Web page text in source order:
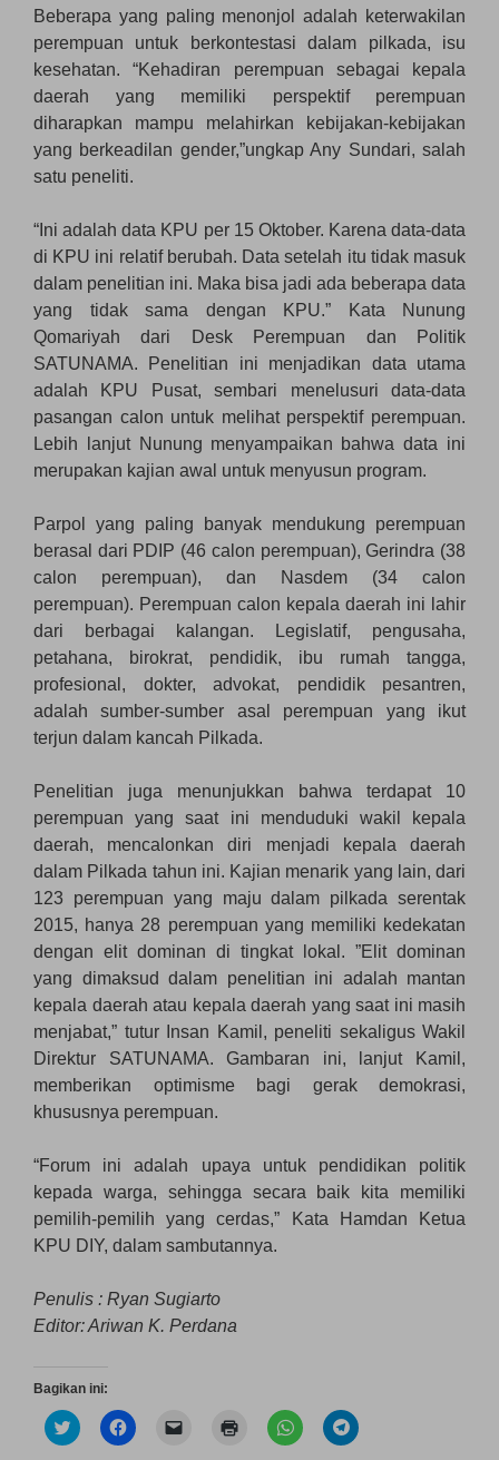
Beberapa yang paling menonjol adalah keterwakilan
perempuan untuk berkontestasi dalam pilkada, isu
kesehatan. “Kehadiran perempuan sebagai kepala
daerah yang memiliki perspektif perempuan
diharapkan mampu melahirkan kebijakan-kebijakan
yang berkeadilan gender,”ungkap Any Sundari, salah
satu peneliti.
“Ini adalah data KPU per 15 Oktober. Karena data-data
di KPU ini relatif berubah. Data setelah itu tidak masuk
dalam penelitian ini. Maka bisa jadi ada beberapa data
yang tidak sama dengan KPU.” Kata Nunung
Qomariyah dari Desk Perempuan dan Politik
SATUNAMA. Penelitian ini menjadikan data utama
adalah KPU Pusat, sembari menelusuri data-data
pasangan calon untuk melihat perspektif perempuan.
Lebih lanjut Nunung menyampaikan bahwa data ini
merupakan kajian awal untuk menyusun program.
Parpol yang paling banyak mendukung perempuan
berasal dari PDIP (46 calon perempuan), Gerindra (38
calon perempuan), dan Nasdem (34 calon
perempuan). Perempuan calon kepala daerah ini lahir
dari berbagai kalangan. Legislatif, pengusaha,
petahana, birokrat, pendidik, ibu rumah tangga,
profesional, dokter, advokat, pendidik pesantren,
adalah sumber-sumber asal perempuan yang ikut
terjun dalam kancah Pilkada.
Penelitian juga menunjukkan bahwa terdapat 10
perempuan yang saat ini menduduki wakil kepala
daerah, mencalonkan diri menjadi kepala daerah
dalam Pilkada tahun ini. Kajian menarik yang lain, dari
123 perempuan yang maju dalam pilkada serentak
2015, hanya 28 perempuan yang memiliki kedekatan
dengan elit dominan di tingkat lokal. ”Elit dominan
yang dimaksud dalam penelitian ini adalah mantan
kepala daerah atau kepala daerah yang saat ini masih
menjabat,” tutur Insan Kamil, peneliti sekaligus Wakil
Direktur SATUNAMA. Gambaran ini, lanjut Kamil,
memberikan optimisme bagi gerak demokrasi,
khususnya perempuan.
“Forum ini adalah upaya untuk pendidikan politik
kepada warga, sehingga secara baik kita memiliki
pemilih-pemilih yang cerdas,” Kata Hamdan Ketua
KPU DIY, dalam sambutannya.
Penulis : Ryan Sugiarto
Editor: Ariwan K. Perdana
Bagikan ini:
K
l
K
l
K
l
K
l